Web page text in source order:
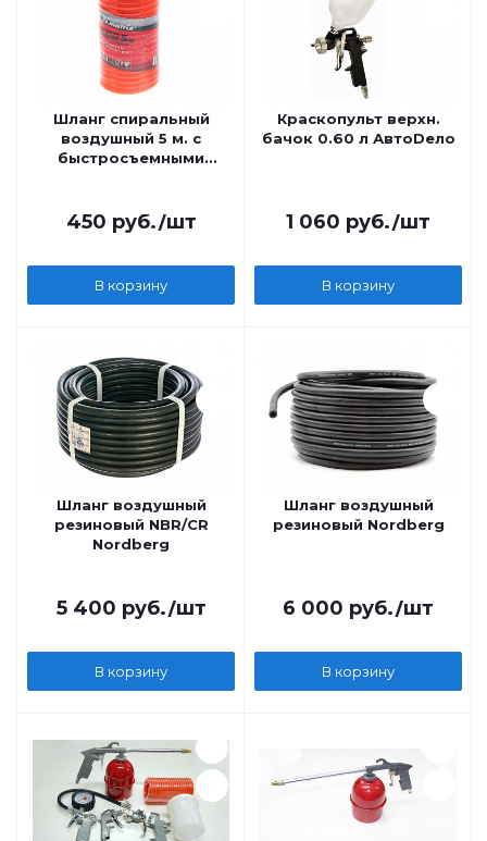
Шланг спиральный
воздушный 5 м. с
быстросъемными
450 руб./шт
В корзину
Краскопульт верхн.
бачок 0.60 л АвтоDело
1 060 руб./шт
В корзину
Шланг воздушный
резиновый NBR/CR
Nordberg
5 400 руб./шт
В корзину
Шланг воздушный
резиновый Nordberg
6 000 руб./шт
В корзину